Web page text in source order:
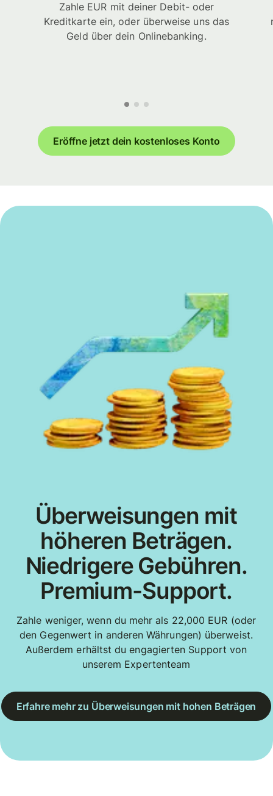
Zahle EUR mit deiner Debit- oder
Kreditkarte ein, oder überweise uns das
Geld über dein Onlinebanking.
Eröffne jetzt dein kostenloses Konto
Überweisungen mit
höheren Beträgen.
Niedrigere Gebühren.
Premium-Support.
Zahle weniger, wenn du mehr als 22,000 EUR (oder
den Gegenwert in anderen Währungen) überweist.
Außerdem erhältst du engagierten Support von
unserem Expertenteam
Erfahre mehr zu Überweisungen mit hohen Beträgen